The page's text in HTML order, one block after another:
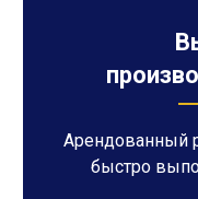
Арендованный
быстро